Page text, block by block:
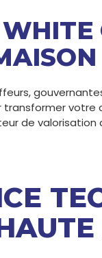
votre
de valorisation